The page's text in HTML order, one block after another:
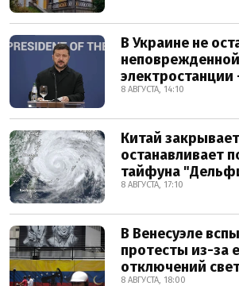
В Украине не
неповрежденной
электростанции
8 АВГУСТА, 14:10
Китай
останавливает
тайфуна
8 АВГУСТА, 17:10
В Венесуэле
протесты из-за
отключений
8 АВГУСТА, 18:00